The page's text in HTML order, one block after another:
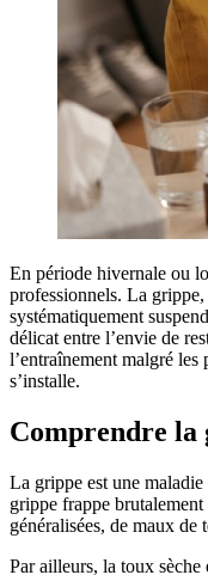
En période hivernale ou
professionnels. La
systématiquement
délicat entre l’envie de
l’entraînement malgré les
s’installe.
Comprendre la
La grippe est une
grippe frappe
généralisées, de maux de
Par ailleurs, la toux